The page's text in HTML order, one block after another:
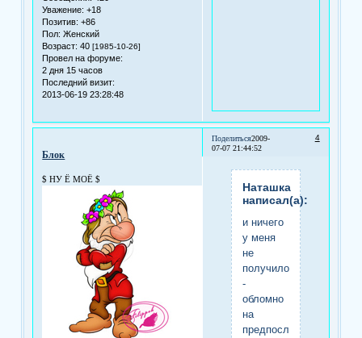
Уважение: +18
Позитив: +86
Пол: Женский
Возраст: 40[1985-10-26]
Провел на форуме:
2 дня 15 часов
Последний визит:
2013-06-19 23:28:48
Поделиться 4
2009-
07-07 21:44:52
Блок
$ НУ Ё МОЁ $
Наташка
написал(а):
и ничего
у меня
не
получилось
-
обломно
на
предпоследнем